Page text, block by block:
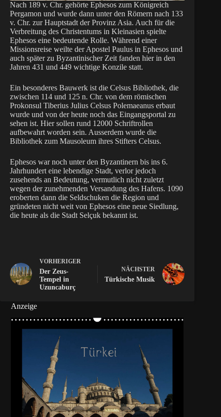
Nach 189 v. Chr. gehörte Ephesos zum Königreich
Pergamon und wurde dann unter den Römern nach 133
v. Chr. zur Hauptstadt der Provinz Asia. Auch für die
Verbreitung des Christentums in Kleinasien spielte
Ephesos eine bedeutende Rolle. Während einer
Missionsreise weilte der Apostel Paulus in Ephesos und
auch später zu Byzantinischer Zeit fanden hier in den
Jahren 431 und 449 wichtige Konzile statt.
Ein besonderes Bauwerk ist die Celsus Bibliothek, die
zwischen 114 und 125 n. Chr. von dem römischen
Prokonsul Tiberius Julius Celsus Polemaeanus erbaut
wurde und von der heute noch das Eingangsportal zu
sehen ist. Hier sollen rund 12000 Schriftrollen
aufbewahrt worden sein. Ausserdem wurde die
Bibliothek zum Mausoleum ihres Stifters Celsus.
Ephesos war noch unter den Byzantinern bis ins 6.
Jahrhundert eine lebendige Stadt, verlor jedoch
zusehends an Bedeutung, vermutlich nicht zuletzt
wegen der zunehmenden Versandung des Hafens. 1090
eroberten dann die Seldschuken die Region und
gründeten nicht weit von Ephesos eine neue Siedlung,
die heute als die Stadt Selçuk bekannt ist.
VORHERIGER
Der Zeus-
Tempel in
Uzuncaburç
NÄCHSTER
Türkische Musik
Anzeige